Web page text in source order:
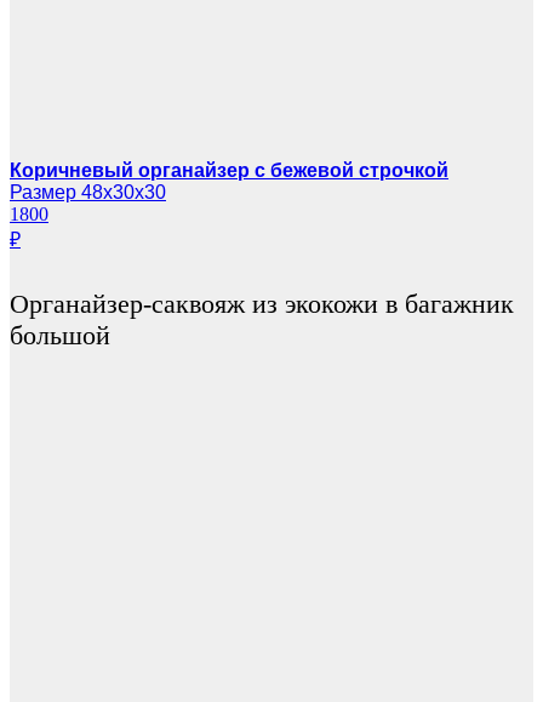
Коричневый органайзер с бежевой строчкой
Размер 48х30х30
1800
₽
Органайзер-саквояж из экокожи в багажник
большой